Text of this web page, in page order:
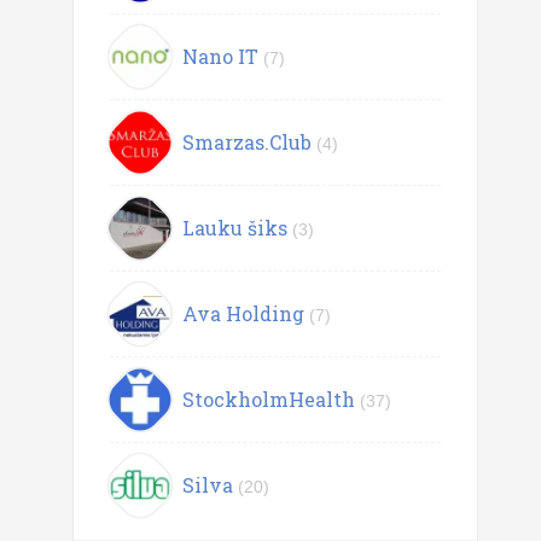
Nano IT (7)
Smarzas.Club (4)
Lauku šiks (3)
Ava Holding (7)
StockholmHealth (37)
Silva (20)